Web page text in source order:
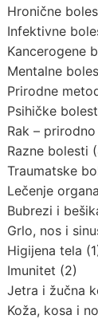
Hronične
Infektivne
Kancerogene
Mentalne
Prirodne
Psihičke
Rak –
Razne bolesti
Traumatske
Lečenje organa
Bubrezi i
Grlo, nos i
Higijena tela
Imunitet (2)
Jetra i žučna
Koža, kosa i